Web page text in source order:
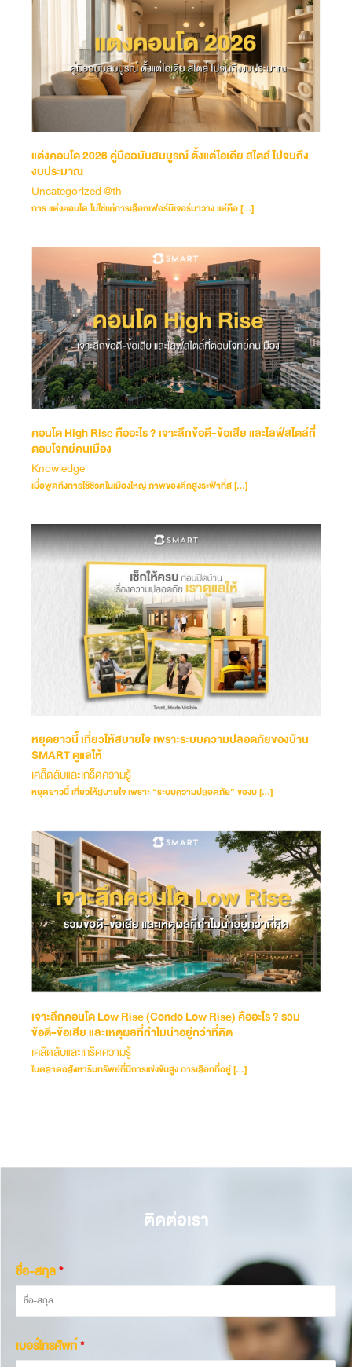
แต่งคอนโด 2026 คู่มือฉบับสมบูรณ์ ตั้งแต่ไอเดีย สไตล์ ไปจนถึง
งบประมาณ
Uncategorized @th
การ แต่งคอนโด ไม่ใช่แค่การเลือกเฟอร์นิเจอร์มาวาง แต่คือ […]
คอนโด High Rise คืออะไร ? เจาะลึกข้อดี-ข้อเสีย และไลฟ์สไตล์ที่
ตอบโจทย์คนเมือง
Knowledge
เมื่อพูดถึงการใช้ชีวิตในเมืองใหญ่ ภาพของตึกสูงระฟ้าที่ส […]
หยุดยาวนี้ เที่ยวให้สบายใจ เพราะระบบความปลอดภัยของบ้าน
SMART ดูแลให้
เคล็ดลับและเกร็ดความรู้
หยุดยาวนี้ เที่ยวให้สบายใจ เพราะ “ระบบความปลอดภัย” ของบ […]
เจาะลึกคอนโด Low Rise (Condo Low Rise) คืออะไร ? รวม
ข้อดี-ข้อเสีย และเหตุผลที่ทำไมน่าอยู่กว่าที่คิด
เคล็ดลับและเกร็ดความรู้
ในตลาดอสังหาริมทรัพย์ที่มีการแข่งขันสูง การเลือกที่อยู่ […]
ติดต่อเรา
ชื่อ-สกุล*
เบอร์โทรศัพท์*